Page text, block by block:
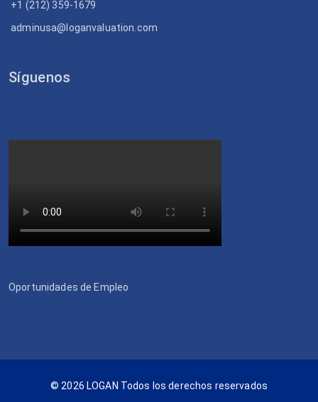
+1 (212) 359-1679
adminusa@loganvaluation.com
Síguenos
Oportunidades de Empleo
© 2026 LOGAN Todos los derechos reservados